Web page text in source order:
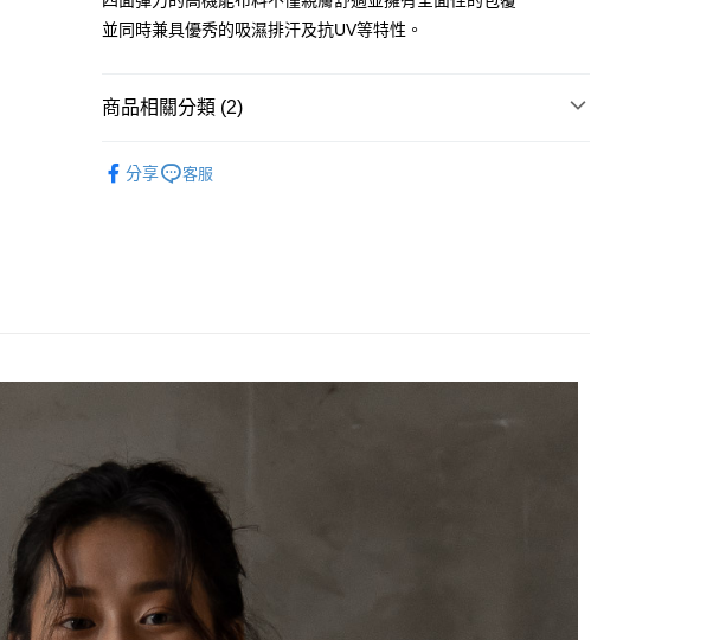
免運費
免運費
免運費
宅配
並同時兼具優秀的吸濕排汗及抗UV等特性。
商品相關分類 (2)
分享 客服